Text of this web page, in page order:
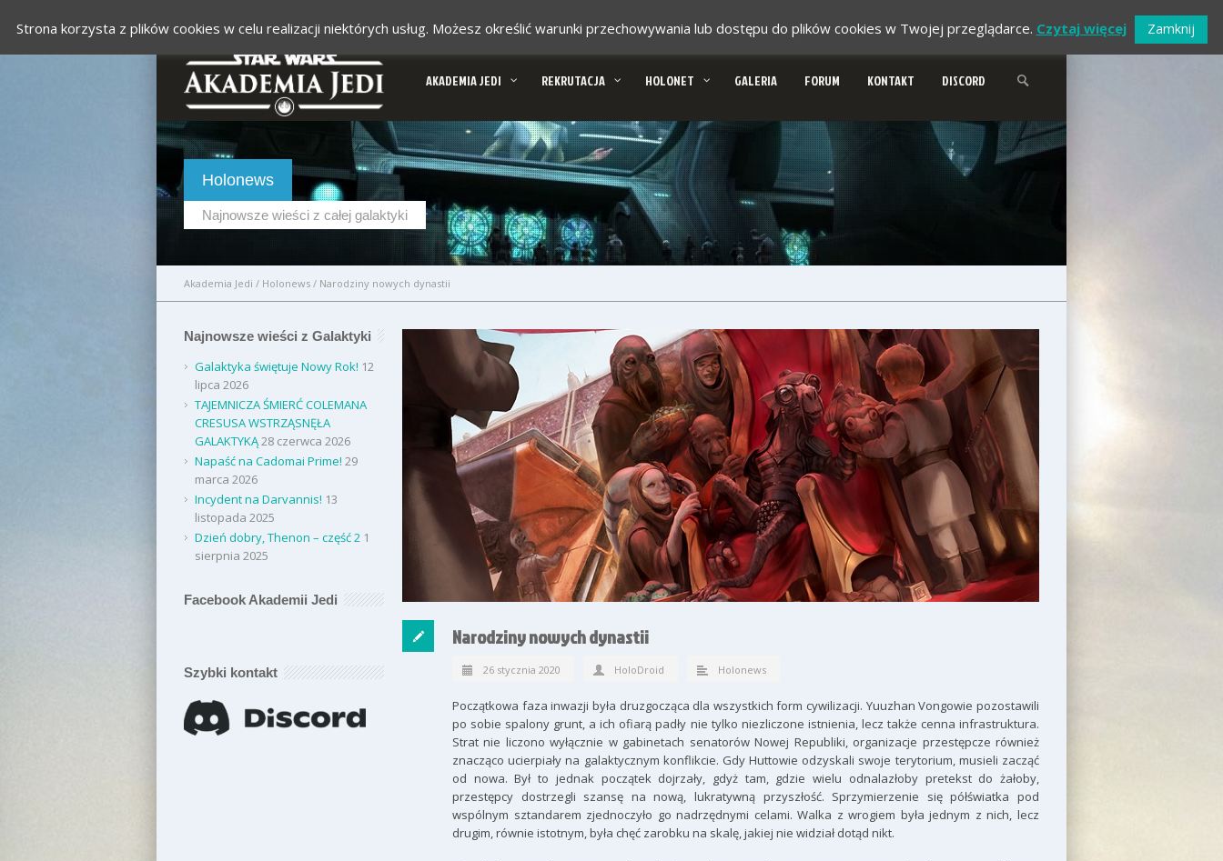
AKADEMIA JEDI REKRUTACJA HOLONET GALERIA FORUM KONTAKT DISCORD
Holonews
Najnowsze wieści z całej galaktyki
Akademia Jedi / Holonews / Narodziny nowych dynastii
Narodziny nowych dynastii
26 stycznia 2020 HoloDroid Holonews
Początkowa faza inwazji była druzgocząca dla wszystkich form cywilizacji. Yuuzhan Vongowie pozostawili
po sobie spalony grunt, a ich ofiarą padły nie tylko niezliczone istnienia, lecz także cenna infrastruktura.
Strat nie liczono wyłącznie w gabinetach senatorów Nowej Republiki, organizacje przestępcze również
znacząco ucierpiały na galaktycznym konflikcie. Gdy Huttowie odzyskali swoje terytorium, musieli zacząć
od nowa. Był to jednak początek dojrzały, gdyż tam, gdzie wielu odnalazłoby pretekst do żałoby,
przestępcy dostrzegli szansę na nową, lukratywną przyszłość. Sprzymierzenie się półświatka pod
wspólnym sztandarem zjednoczyło go nadrzędnymi celami. Walka z wrogiem była jednym z nich, lecz
drugim, równie istotnym, była chęć zarobku na skalę, jakiej nie widział dotąd nikt.
Najnowsze wieści z Galaktyki
Galaktyka świętuje Nowy Rok! 12
lipca 2026
TAJEMNICZA ŚMIERĆ COLEMANA
CRESUSA WSTRZĄSNĘŁA
GALAKTYKĄ28 czerwca 2026
Napaść na Cadomai Prime! 29
marca 2026
Incydent na Darvannis! 13
listopada 2025
Dzień dobry, Thenon – część 2 1
sierpnia 2025
Facebook Akademii Jedi
Szybki kontakt
Strona korzysta z plików cookies w celu realizacji niektórych usług. Możesz określić warunki przechowywania lub dostępu do plików cookies w Twojej przeglądarce. Czytaj więcej Zamknij